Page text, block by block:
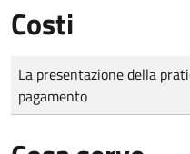
Costi
Tipo di pagamento
Importo
La presentazione della
pagamento